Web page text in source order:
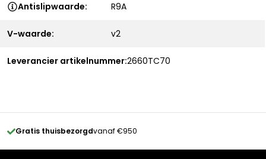
Antislipwaarde: R9A
V-waarde: v2
Leverancier artikelnummer:2660TC70
Gratis thuisbezorgdvanaf €950